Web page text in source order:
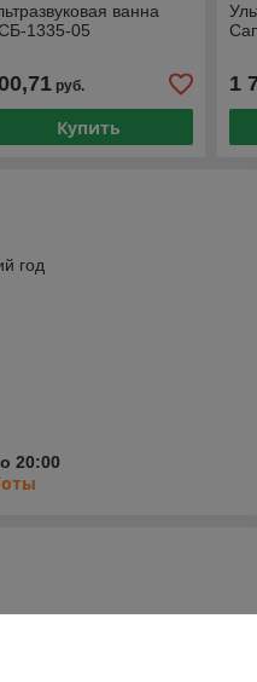
ванна
1335-05
руб.
Купить
1
год
20:00